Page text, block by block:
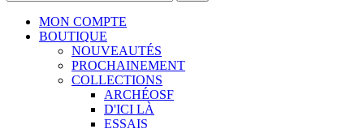
MON COMPTE
BOUTIQUE
NOUVEAUTÉS
PROCHAINEMENT
COLLECTIONS
ARCHÉOSF
D'ICI LÀ
ESSAIS